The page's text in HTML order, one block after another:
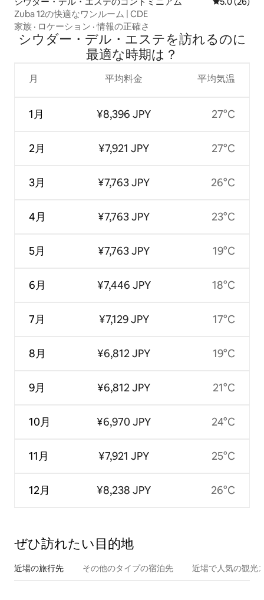
Zuba 12の快適なワンルーム | CDE
家族 · ロケーション ·情報の正確さ
シウダー・デル・エステを訪⁠れ⁠るの⁠に
最⁠適⁠な時⁠期⁠は⁠？
月
1月
2月
3月
4月
5月
6月
7月
8月
9月
10月
11月
12月
平均料金
¥8,396 JPY
¥7,921 JPY
¥7,763 JPY
¥7,763 JPY
¥7,763 JPY
¥7,446 JPY
¥7,129 JPY
¥6,812 JPY
¥6,812 JPY
¥6,970 JPY
¥7,921 JPY
¥8,238 JPY
平均気温
27°C
27°C
26°C
23°C
19°C
18°C
17°C
19°C
21°C
24°C
25°C
26°C
ぜひ訪⁠れ⁠た⁠い目⁠的⁠地
近場の旅行先 その他のタ⁠イ⁠プ⁠の宿⁠泊⁠先 近場で人気の観光